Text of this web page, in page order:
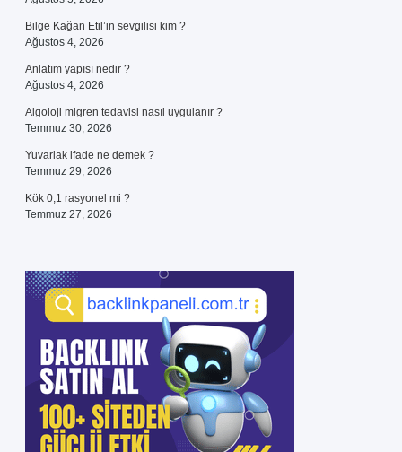
Bilge Kağan Etil’in sevgilisi kim ?
Ağustos 4, 2026
Anlatım yapısı nedir ?
Ağustos 4, 2026
Algoloji migren tedavisi nasıl uygulanır ?
Temmuz 30, 2026
Yuvarlak ifade ne demek ?
Temmuz 29, 2026
Kök 0,1 rasyonel mi ?
Temmuz 27, 2026